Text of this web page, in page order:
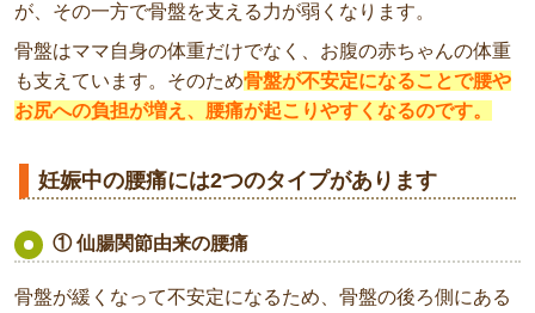
が、その一方で骨盤を支える力が弱くなります。
骨盤はママ自身の体重だけでなく、お腹の赤ちゃんの体重
も支えています。そのため骨盤が不安定になることで腰や
お尻への負担が増え、腰痛が起こりやすくなるのです。
妊娠中の腰痛には2つのタイプがあります
① 仙腸関節由来の腰痛
骨盤が緩くなって不安定になるため、骨盤の後ろ側にある